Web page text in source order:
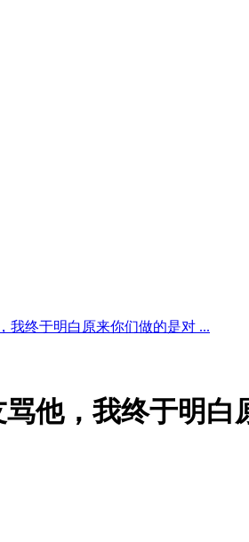
我终于明白原来你们做的是对 ...
他，我终于明白